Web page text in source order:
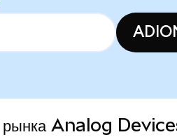
рынка Analog